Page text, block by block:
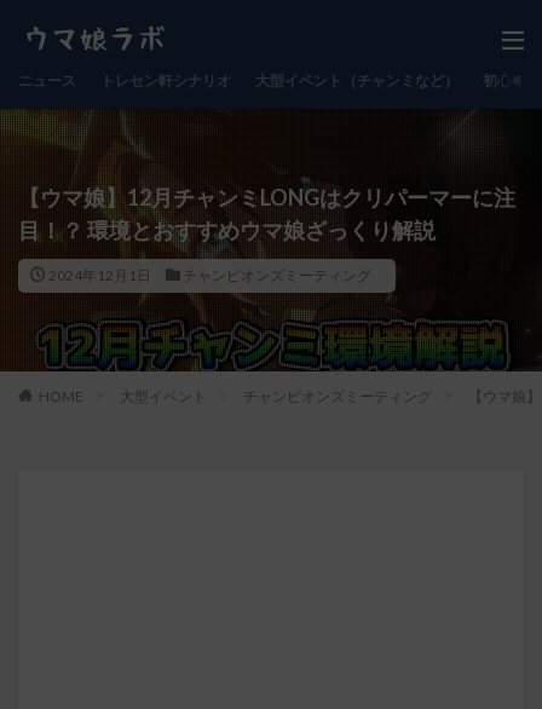
ニュース トレセン軒シナリオ 大型イベント（チャンミなど） 初心者
【ウマ娘】12月チャンミLONGはクリパーマーに注
目！？ 環境とおすすめウマ娘ざっくり解説
2024年12月1日 チャンピオンズミーティング
HOME 大型イベント チャンピオンズミーティング 【ウマ娘